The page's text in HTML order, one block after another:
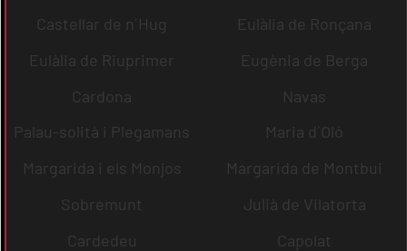
Castellar de n´Hug
Eulàlia de Ronçana
Eulàlia de Riuprimer
Eugènia de Berga
Cardona
Navas
Palau-solità i Plegamans
Maria d´Oló
Margarida i els Monjos
Margarida de Montbui
Sobremunt
Julià de Vilatorta
Cardedeu
Capolat